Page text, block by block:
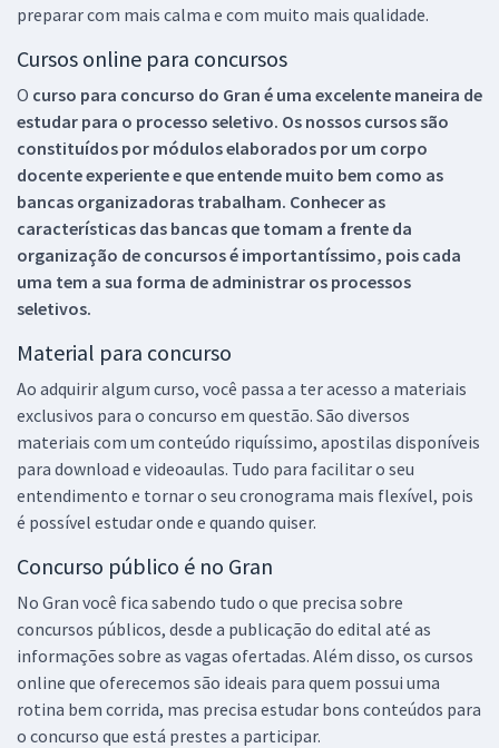
preparar com mais calma e com muito mais qualidade.
Cursos online para concursos
O curso para concurso do Gran é uma excelente maneira de
estudar para o processo seletivo. Os nossos cursos são
constituídos por módulos elaborados por um corpo
docente experiente e que entende muito bem como as
bancas organizadoras trabalham. Conhecer as
características das bancas que tomam a frente da
organização de concursos é importantíssimo, pois cada
uma tem a sua forma de administrar os processos
seletivos.
Material para concurso
Ao adquirir algum curso, você passa a ter acesso a materiais
exclusivos para o concurso em questão. São diversos
materiais com um conteúdo riquíssimo, apostilas disponíveis
para download e videoaulas. Tudo para facilitar o seu
entendimento e tornar o seu cronograma mais flexível, pois
é possível estudar onde e quando quiser.
Concurso público é no Gran
No Gran você fica sabendo tudo o que precisa sobre
concursos públicos, desde a publicação do edital até as
informações sobre as vagas ofertadas. Além disso, os cursos
online que oferecemos são ideais para quem possui uma
rotina bem corrida, mas precisa estudar bons conteúdos para
o concurso que está prestes a participar.